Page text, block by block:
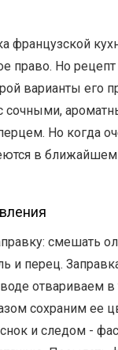
французской
право. Но
варианты его
сочными,
Но когда
в ближайшем
смешать
и перец.
отвариваем
сохраним ее
и следом -